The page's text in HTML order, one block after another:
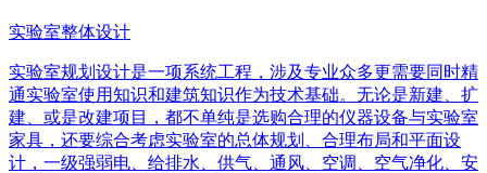
实验室整体设计
实验室规划设计是一项系统工程，涉及专业众多更需要同时精
通实验室使用知识和建筑知识作为技术基础。无论是新建、扩
建、或是改建项目，都不单纯是选购合理的仪器设备与实验室
家具，还要综合考虑实验室的总体规划、合理布局和平面设
计，一级强弱电、给排水、供气、通风、空调、空气净化、安